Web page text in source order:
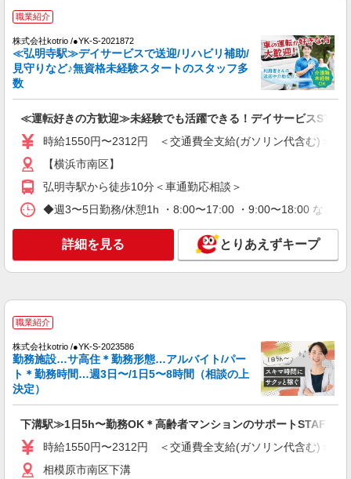
派遣社員
阪東橋駅★シフト柔軟で長く働きやすいシニア
向けマンション
時給1600円〜2250円 ＜日払い有/週払い有/交
通費全支給(ガソリン代含む)＞
横浜市南区 最寄り駅：阪東橋
詳細を見る
派遣社員
株式会社kotrio /●YK-H-1954282
身につけて長く働く
時給1600円〜2250円 ＜日払い有/週払い有/交
通費全支給(ガソリン代含む)＞
派遣社員
株式会社トラストグロース 新宿本社 第2営業部
住宅型有料老人ホームでの介護士
神奈川県横浜市南区
キープ
職業紹介
株式会社kotrio /●YK-S-2021872
≪弘明寺駅≫デイサービスで送迎/リハビリ補助/
見守りなど♪無資格未経験スタートのスタッフ多
数
≪運転好きの方歓迎≫未経験でも活躍できる！デイサービスSTAFF
時給1550円〜2312円 ＜交通費全支給(ガソリン代含む)＞
【横浜市南区】
弘明寺駅から徒歩10分＜車通勤応相談＞
◆週3〜5日勤務/休憩1h ・8:00〜17:00 ・9:00〜18:00 など
詳細を見る とりあえずキープ
職業紹介
株式会社kotrio /●YK-S-2023586
勤務施設…サ高住＊勤務形態…アルバイト/パー
ト＊勤務時間…週3日〜/1日5〜8時間（相談の上
決定）
下溝駅≫1日5h〜勤務OK＊高齢者マンションのサポートSTAFF
時給1550円〜2312円 ＜交通費全支給(ガソリン代含む)＞
相模原市南区下溝